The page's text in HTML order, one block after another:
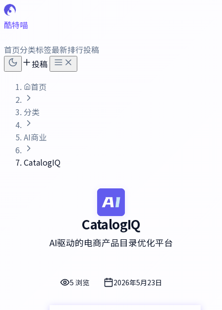
酷特喵
首页分类标签最新排行投稿
投稿
首页
分类
AI商业
CatalogIQ
CatalogIQ
AI驱动的电商产品目录优化平台
5 浏览 2026年5月23日